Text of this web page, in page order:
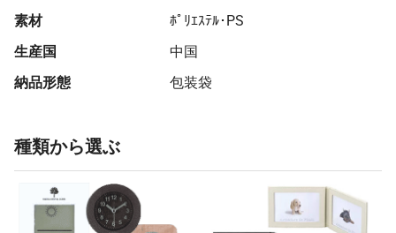
素材
ﾎﾟﾘｴｽﾃﾙ･PS
生産国
中国
納品形態
包装袋
種類から選ぶ